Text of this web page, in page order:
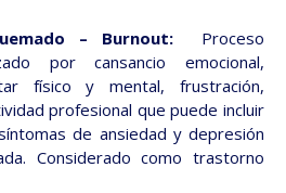
– Burnout:
Proceso
por cansancio emocional,
físico y mental, frustración,
profesional que puede incluir
de ansiedad y depresión
Considerado como trastorno